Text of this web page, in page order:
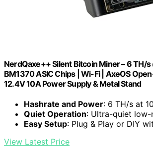
NerdQaxe++ Silent Bitcoin Miner – 6 TH/
BM1370 ASIC Chips | Wi-Fi | AxeOS
12.4V 10A Power Supply & Metal Stand
Hashrate and Power: 6 TH/s at
Quiet Operation: Ultra-quiet low-
Easy Setup: Plug & Play or DIY
View Latest Price